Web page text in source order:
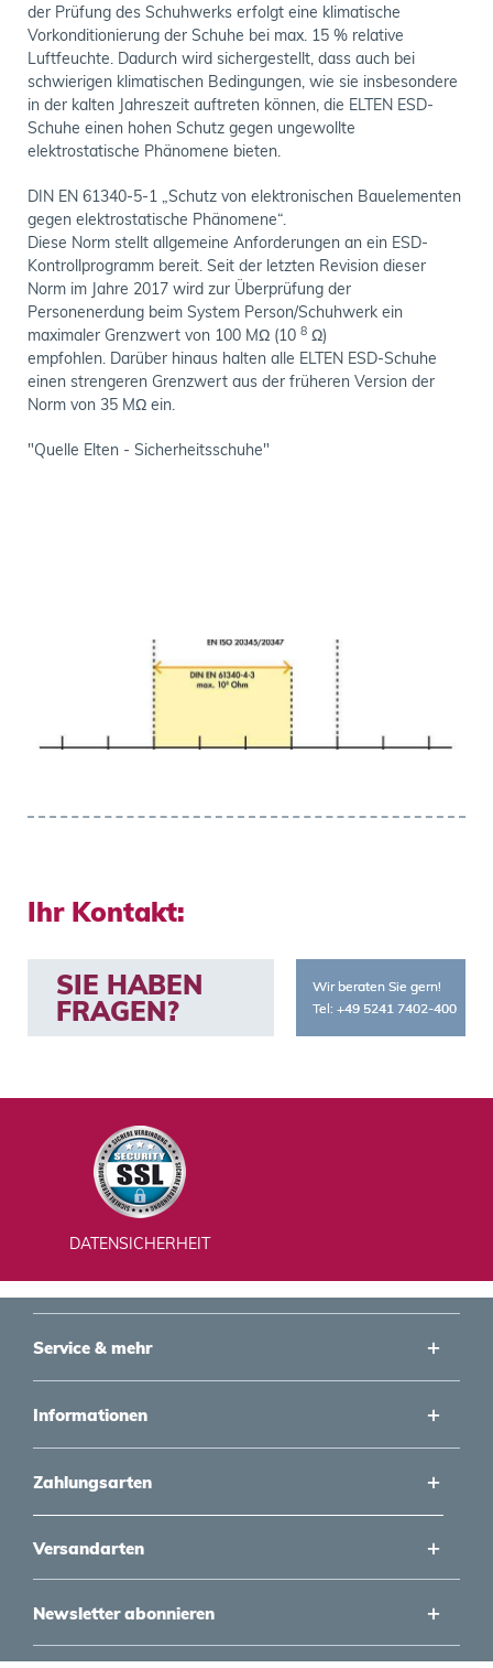
der Prüfung des Schuhwerks erfolgt eine klimatische
Vorkonditionierung der Schuhe bei max. 15 % relative
Luftfeuchte. Dadurch wird sichergestellt, dass auch bei
schwierigen klimatischen Bedingungen, wie sie insbesondere
in der kalten Jahreszeit auftreten können, die ELTEN ESD-
Schuhe einen hohen Schutz gegen ungewollte
elektrostatische Phänomene bieten.
DIN EN 61340-5-1 „Schutz von elektronischen Bauelementen
gegen elektrostatische Phänomene“.
Diese Norm stellt allgemeine Anforderungen an ein ESD-
Kontrollprogramm bereit. Seit der letzten Revision dieser
Norm im Jahre 2017 wird zur Überprüfung der
Personenerdung beim System Person/Schuhwerk ein
maximaler Grenzwert von 100 MΩ (10 8 Ω)
empfohlen. Darüber hinaus halten alle ELTEN ESD-Schuhe
einen strengeren Grenzwert aus der früheren Version der
Norm von 35 MΩ ein.
"Quelle Elten - Sicherheitsschuhe"
SIE HABEN
FRAGEN?
Wir beraten Sie gern!
Tel: +49 5241 7402-400
Ihr Kontakt:
DATENSICHERHEIT
Service & mehr
Informationen
Zahlungsarten
Versandarten
Newsletter abonnieren